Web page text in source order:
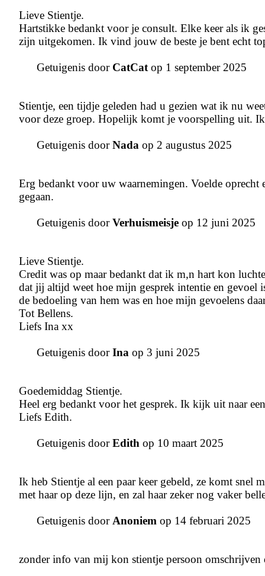
Lieve Stientje.
Hartstikke bedankt voor je consult. Elke keer als ik
zijn uitgekomen. Ik vind jouw de beste je bent echt
Getuigenis door CatCatop 1 september 2025
Stientje, een tijdje geleden had u gezien wat ik nu
voor deze groep. Hopelijk komt je voorspelling uit.
Getuigenis doorNada op 2 augustus 2025
Erg bedankt voor uw waarnemingen. Voelde
gegaan.
Getuigenis doorVerhuismeisje op 12 juni 2025
Lieve Stientje.
Credit was op maar bedankt dat ik m,n hart kon
dat jij altijd weet hoe mijn gesprek intentie en
de bedoeling van hem was en hoe mijn gevoelens
Tot Bellens.
Liefs Ina xx
Getuigenis doorIna op 3 juni 2025
Goedemiddag Stientje.
Heel erg bedankt voor het gesprek. Ik kijk uit naar
Liefs Edith.
Getuigenis doorEdith op 10 maart 2025
Ik heb Stientje al een paar keer gebeld, ze komt
met haar op deze lijn, en zal haar zeker nog vaker
Getuigenis doorAnoniem op 14 februari 2025
zonder info van mij kon stientje persoon